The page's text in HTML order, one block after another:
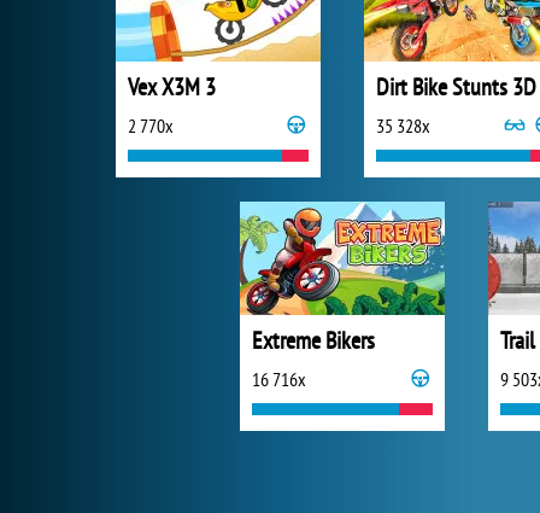
Vex X3M 3
2 770x
Dirt Bike Stunts 3D
35 328x
Extreme Bikers
16 716x 9